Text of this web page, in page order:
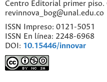
Centro Editorial primer piso.
revinnova_bog@unal.edu.co
ISSN Impreso: 0121-5051
ISSN En línea: 2248-6968
DOI: 10.15446/innovar